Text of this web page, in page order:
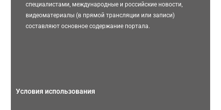
специалистами, международные и российские новости,
видеоматериалы (в прямой трансляции или записи)
составляют основное содержание портала.
Условия использования